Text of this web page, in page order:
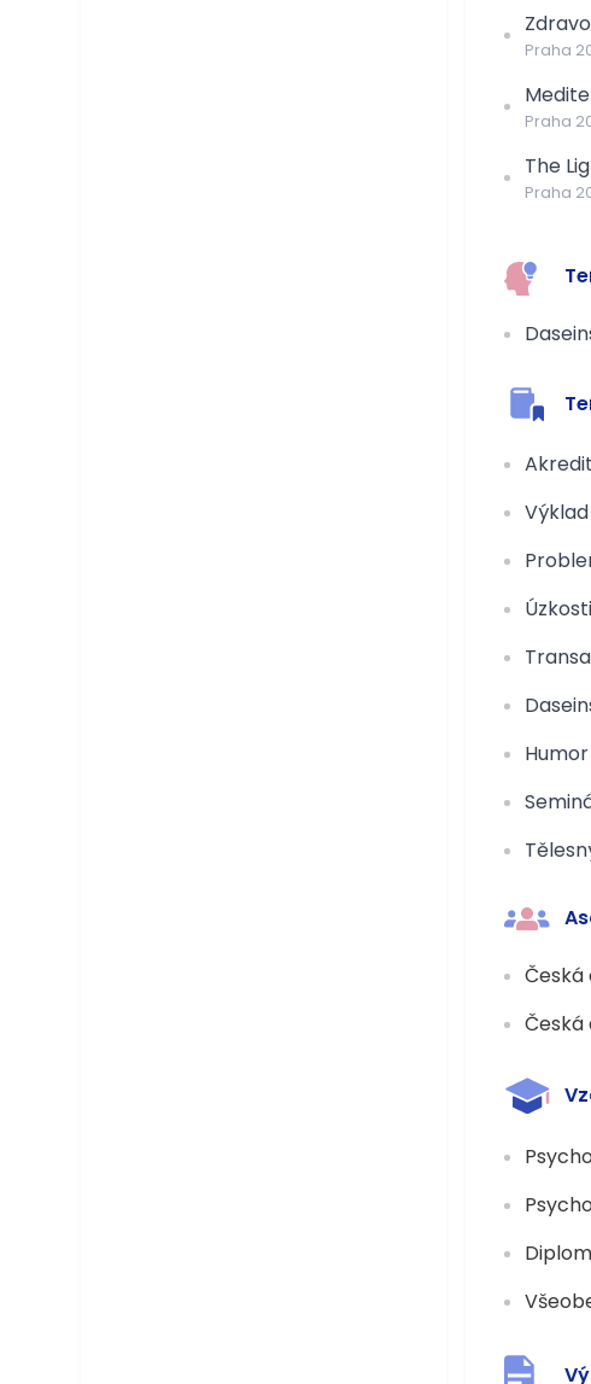
Praha
Praha
The
Praha
Česká